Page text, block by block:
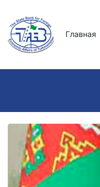
Главная